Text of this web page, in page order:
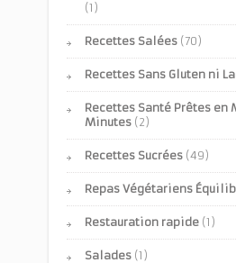
(1)
Recettes Salées (70)
Recettes Sans Gluten ni
Recettes Santé Prêtes en
Minutes (2)
Recettes Sucrées (49)
Repas Végétariens
Restauration rapide (1)
Salades (1)